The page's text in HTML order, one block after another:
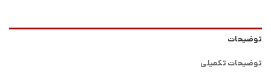
توضیحات
توضیحات تکمیلی